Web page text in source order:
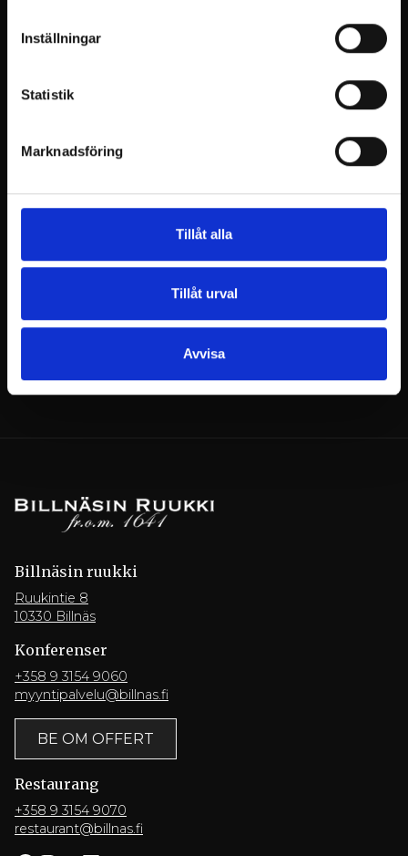
Inställningar
Statistik
Marknadsföring
Tillåt alla
Tillåt urval
Avvisa
Under februari kan paketet bokas torsdag-
Förfrågningar:
Myyntipalvelu@billnas.fi/ 09 3154 9060
Billnäsin ruukki
Ruukintie 8
10330 Billnäs
Konferenser
+358 9 3154 9060
myyntipalvelu@billnas.fi
BE OM OFFERT
Restaurang
+358 9 3154 9070
restaurant@billnas.fi